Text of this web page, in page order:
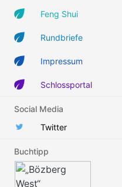
Feng Shui
Rundbriefe
Impressum
Schlossportal
Social Media
Twitter
Buchtipp